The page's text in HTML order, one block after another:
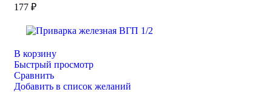
177 ₽
В корзину
Быстрый просмотр
Сравнить
Добавить в список желаний